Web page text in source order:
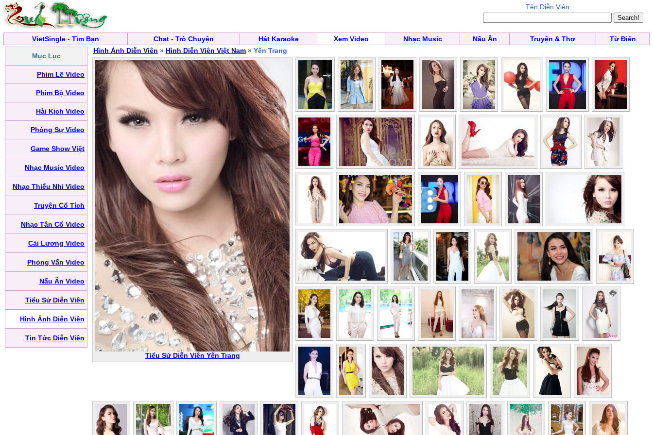
Tên Diễn Viên
VietSingle - Tìm Bạn Chat - Trò Chuyện Hát Karaoke Xem Video Nhạc Music Nấu Ăn Truyện & Thơ Từ Điển
Mục Lục
Phim Lẽ Video
Phim Bộ Video
Hài Kịch Video
Phóng Sự Video
Game Show Việt
Nhạc Music Video
Nhạc Thiếu Nhi Video
Truyện Cổ Tích
Nhạc Tân Cổ Video
Cải Lương Video
Phỏng Vấn Video
Nấu Ăn Video
Tiểu Sử Diễn Viên
Hình Ảnh Diễn Viên
Tin Tức Diễn Viên
Hình Ảnh Diễn Viên » Hình Diễn Viên Việt Nam » Yến Trang
Tiểu Sử Diễn Viên Yến Trang